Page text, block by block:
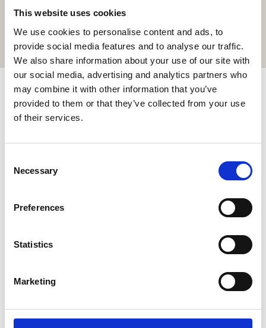
This website uses cookies
We use cookies to personalise content and ads, to
provide social media features and to analyse our traffic.
We also share information about your use of our site with
our social media, advertising and analytics partners who
may combine it with other information that you’ve
provided to them or that they’ve collected from your use
of their services.
Selection
Necessary
Preferences
Statistics
Marketing
oder bestellen Sie Ihre Speisen und Getränke online.
ABONNIEREN & BIS ZU 10 % SPAREN!
Newsletter abonnieren für exklusive Neuigkeiten und
damit einverstanden.